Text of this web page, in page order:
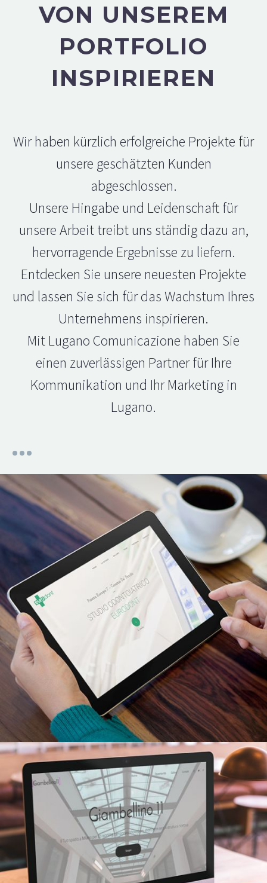
VON UNSEREM
PORTFOLIO
INSPIRIEREN
Wir haben kürzlich erfolgreiche Projekte für
unsere geschätzten Kunden
abgeschlossen.
Unsere Hingabe und Leidenschaft für
unsere Arbeit treibt uns ständig dazu an,
hervorragende Ergebnisse zu liefern.
Entdecken Sie unsere neuesten Projekte
und lassen Sie sich für das Wachstum Ihres
Unternehmens inspirieren.
Mit Lugano Comunicazione haben Sie
einen zuverlässigen Partner für Ihre
Kommunikation und Ihr Marketing in
Lugano.